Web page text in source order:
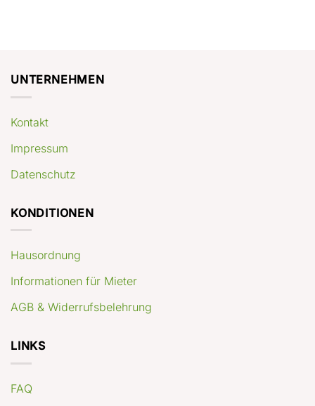
UNTERNEHMEN
Kontakt
Impressum
Datenschutz
KONDITIONEN
Hausordnung
Informationen für Mieter
AGB & Widerrufsbelehrung
LINKS
FAQ